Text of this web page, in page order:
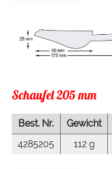
Schaufel 205 mm
Best. Nr. Gewicht
4285205
112 g